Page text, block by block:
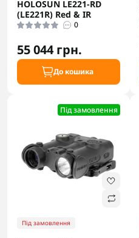
HOLOSUN LE221-RD
(LE221R) Red & IR
0
55 044 грн.
До кошика
Під замовлення
Під замовлення